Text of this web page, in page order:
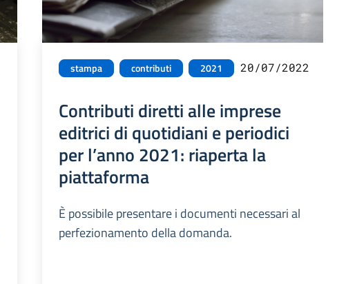
stampa contributi 2021 20/07/2022
Contributi diretti alle imprese
editrici di quotidiani e periodici
per l’anno 2021: riaperta la
piattaforma
È possibile presentare i documenti necessari al
perfezionamento della domanda.